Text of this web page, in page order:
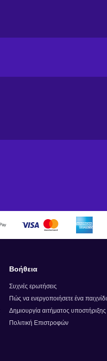
Βοήθεια
Συχνές ερωτήσεις
Πώς να ενεργοποιήσετε ένα παιχνίδι
Δημιουργία αιτήματος υποστήριξης
Πολιτική Επιστροφών